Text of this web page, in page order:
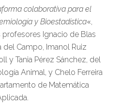
colaborativa para el
y Bioestadística«,
Ignacio de Blas
del Campo, Imanol Ruiz
y Tania Pérez Sánchez, del
Animal, y Chelo Ferreira
de Matemática